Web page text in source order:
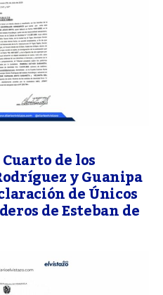
de los
y Guanipa
de Únicos
de Esteban de